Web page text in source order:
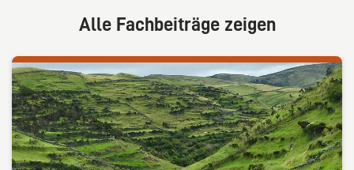
Alle Fachbeiträge zeigen